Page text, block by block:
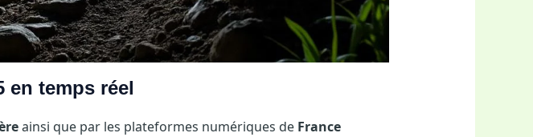
en temps réel
ainsi que par les plateformes numériques de France